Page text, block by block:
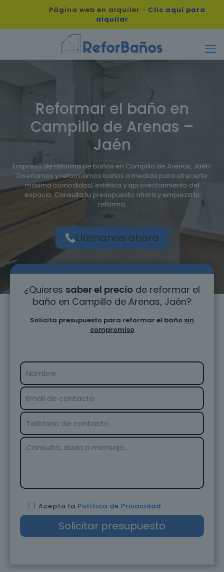
Página web en alquiler - Clic aquí para
alquilar
Reformar el baño en
Campillo de Arenas –
Jaén
Empresa de reforma de baños en Campillo de Arenas, Jaén.
Diseñamos y reformamos baños a medida para ofrecerte
máxima comodidad, estética y aprovechamiento del
espacio. Consulta tu presupuesto ahora y empieza tu
reforma.
Llámanos ahora
¿Quieres saber el precio de reformar el
baño en Campillo de Arenas, Jaén?
Solicita presupuesto para reformar el baño sin
compromiso
Acepto la Política de Privacidad.